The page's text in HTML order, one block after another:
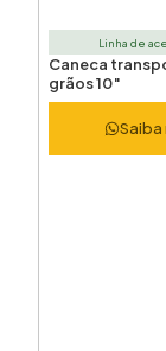
Linha de
Caneca
grãos 10″
Saiba